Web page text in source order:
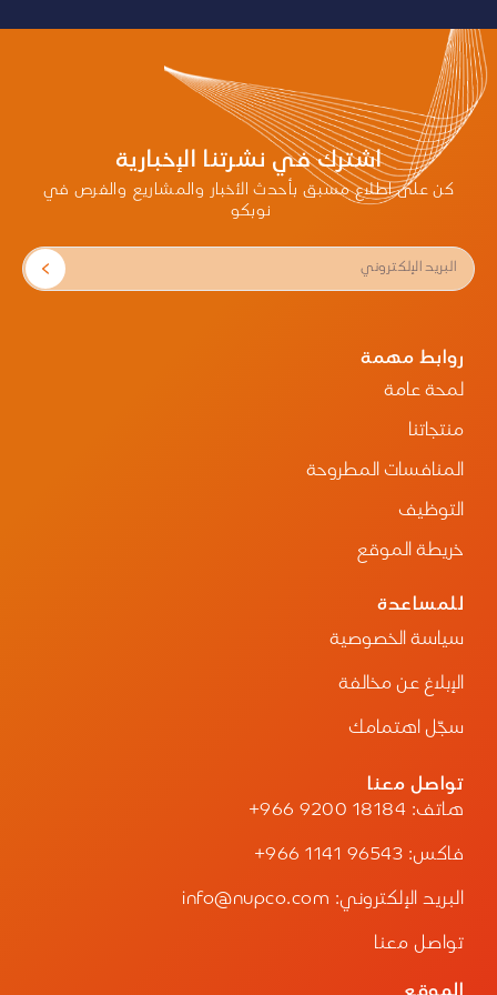
أمام عينيه لأنه لم توجد بعد صناديق أو أدوات
للارتداء على الأنف.
القرن 17: النظارات ذات الذراعين
تم تطوير مفصلات للارتداء على الأنف، لتسهيل
استخدام النظارات بدون الحاجة إلى الإمساك بها
باليد.
ظهرت النظارات ذات الذراعين، وكانت مصنوعة غالباً
القرن 19: العدسات الطبية
تم اختراع العدسات البصرية المتخصصة لتصحيح قصر
النظر وطول النظر.
القرن 20: النظارات الشمسية
ظهرت النظارات الطبية الحديثة المصنوعة من
البلاستيك والخامات الخفيفة والمتينة.
بدأ استخدام النظارات الشمسية الطبية لحماية العين
القرن 21: التقنيات المتقدمة
النظارات الطبية القابلة للتعديل حسب القياسات
الرقمية للعين.
دمج التكنولوجيا الرقمية: نظارات الواقع المعزز،
ونظارات الرؤية الليلية، ونظارات الطباعة ثلاثية
يعتمد الأغلبية اليوم على عدسات دقيقة
وتقنيات حديثة مثل مضادات الانعكاس
والعدسات الذكية لتحسين الرؤية والراحة.
من التقنيات الحديثة في النظارات الطبية
وأخف وزناً، إلى جانب الطباعة ثلاثية الأبعاد
في تصنيع الإطارات لتناسب شكل الوجه بدقة
اشترك في نشرتنا الإخبارية
كن على اطلاع مسبق بأحدث الأخبار والمشاريع والفرص في
نوبكو
روابط مهمة
لمحة عامة
منتجاتنا
المنافسات المطروحة
التوظيف
خريطة الموقع
للمساعدة
سياسة الخصوصية
الإبلاغ عن مخالفة
سجّل اهتمامك
تواصل معنا
هاتف: +966 9200 18184
فاكس: +966 1141 96543
البريد الإلكتروني: info@nupco.com
تواصل معنا
الموقع